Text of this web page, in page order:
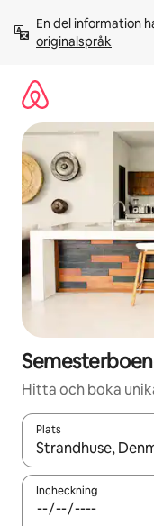
innehåll
En del information
originalspråk
Hitta och boka
Plats
När resultaten är
Incheckning